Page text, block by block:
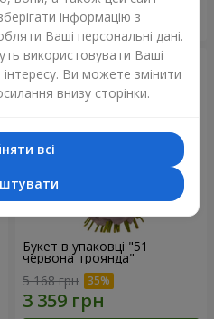
Замовити
Букет в упаковці "51
червона троянда"
5 168 грн
інформацію з
Ваші персональні дані.
використовувати Ваші
інтересу. Ви можете змінити
внизу сторінки.
всі